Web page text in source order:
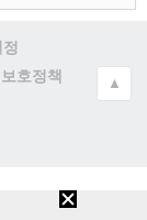
정
호정책
▲